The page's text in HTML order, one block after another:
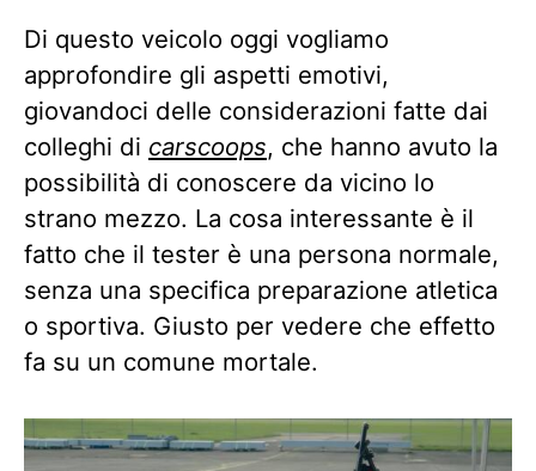
Di questo veicolo oggi vogliamo
approfondire gli aspetti emotivi,
giovandoci delle considerazioni fatte dai
colleghi di carscoops, che hanno avuto la
possibilità di conoscere da vicino lo
strano mezzo. La cosa interessante è il
fatto che il tester è una persona normale,
senza una specifica preparazione atletica
o sportiva. Giusto per vedere che effetto
fa su un comune mortale.